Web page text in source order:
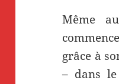
Même
grâce à
– dans